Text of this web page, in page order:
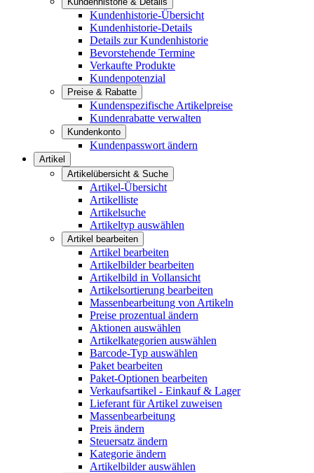
Kundenhistorie-Übersicht
Kundenhistorie-Details
Details zur Kundenhistorie
Bevorstehende Termine
Verkaufte Produkte
Kundenpotenzial
Preise & Rabatte
Kundenspezifische Artikelpreise
Kundenrabatte verwalten
Kundenkonto
Kundenpasswort ändern
Artikel
Artikelübersicht & Suche
Artikel-Übersicht
Artikelliste
Artikelsuche
Artikeltyp auswählen
Artikel bearbeiten
Artikel bearbeiten
Artikelbilder bearbeiten
Artikelbild in Vollansicht
Artikelsortierung bearbeiten
Massenbearbeitung von Artikeln
Preise prozentual ändern
Aktionen auswählen
Artikelkategorien auswählen
Barcode-Typ auswählen
Paket bearbeiten
Paket-Optionen bearbeiten
Verkaufsartikel - Einkauf & Lager
Lieferant für Artikel zuweisen
Massenbearbeitung
Preis ändern
Steuersatz ändern
Kategorie ändern
Artikelbilder auswählen